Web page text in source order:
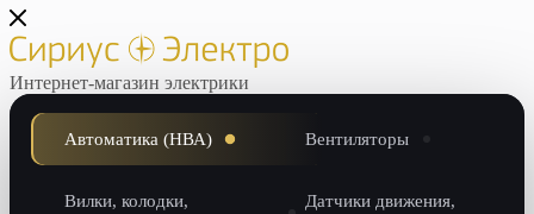
Интернет-магазин электрики
Автоматика (НВА) Вентиляторы
Вилки, колодки,
Датчики движения,